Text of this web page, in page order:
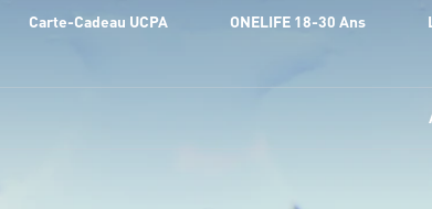
Carte-Cadeau UCPA ONELIFE 18-30 Ans